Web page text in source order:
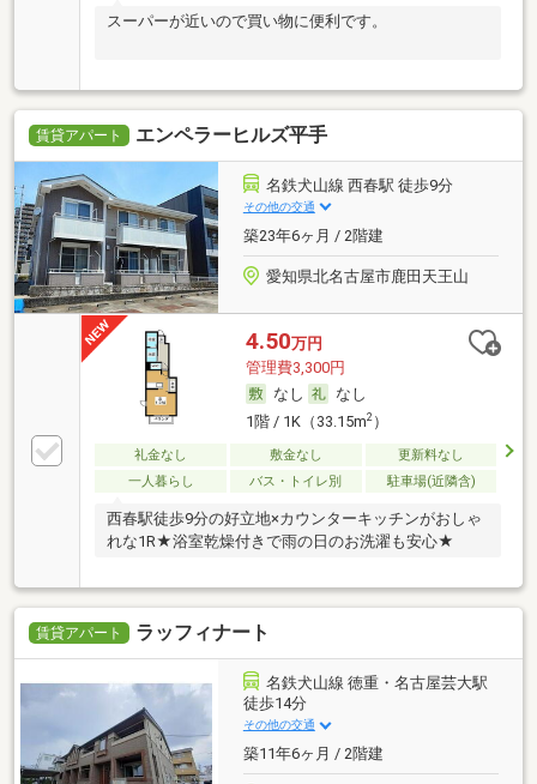
スーパーが近いので買い物に便利です。
賃貸アパート エンペラーヒルズ平手
名鉄犬山線 西春駅 徒歩9分
その他の交通
築23年6ヶ月 / 2階建
愛知県北名古屋市鹿田天王山
4.50万円
管理費3,300円
なし
なし
1階 / 1K（33.15m2）
礼金なし 敷金なし
更新料なし
一人暮らし
バス・トイレ別 駐車場(近隣含)
西春駅徒歩9分の好立地×カウンターキッチンがおしゃ
れな1R★浴室乾燥付きで雨の日のお洗濯も安心★
賃貸アパート ラッフィナート
名鉄犬山線 徳重・名古屋芸大駅
徒歩14分
その他の交通
築11年6ヶ月 / 2階建